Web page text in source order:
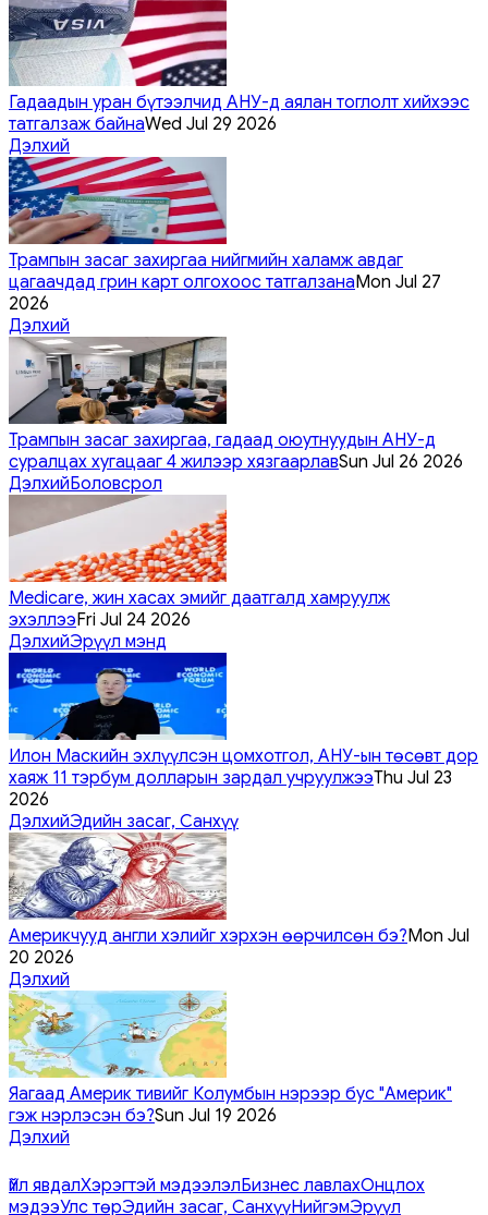
Гадаадын уран бүтээлчид АНУ-д аялан тоглолт хийхээс
татгалзаж байнаWed Jul 29 2026
Дэлхий
Трампын засаг захиргаа нийгмийн халамж авдаг
цагаачдад грин карт олгохоос татгалзанаMon Jul 27
2026
Дэлхий
Трампын засаг захиргаа, гадаад оюутнуудын АНУ-д
суралцах хугацааг 4 жилээр хязгаарлавSun Jul 26 2026
ДэлхийБоловсрол
Medicare, жин хасах эмийг даатгалд хамруулж
эхэллээFri Jul 24 2026
ДэлхийЭрүүл мэнд
Илон Маскийн эхлүүлсэн цомхотгол, АНУ-ын төсөвт дор
хаяж 11 тэрбум долларын зардал учруулжээThu Jul 23
2026
ДэлхийЭдийн засаг, Санхүү
Америкчууд англи хэлийг хэрхэн өөрчилсөн бэ?Mon Jul
20 2026
Дэлхий
Яагаад Америк тивийг Колумбын нэрээр бус "Америк"
гэж нэрлэсэн бэ?Sun Jul 19 2026
Дэлхий
Үйл явдалХэрэгтэй мэдээлэлБизнес лавлахОнцлох
мэдээУлс төрЭдийн засаг, СанхүүНийгэмЭрүүл